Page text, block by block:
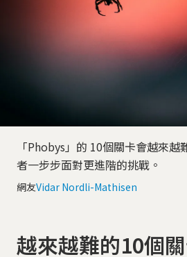
「Phobys」的 10個關卡會越來
者一步步面對更進階的挑戰。
網友Vidar Nordli-Mathisen
越來越難的10個